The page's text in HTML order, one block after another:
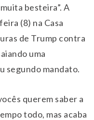
besteira”. A
(8) na Casa
de Trump contra
uma
segundo mandato.
querem saber a
todo, mas acaba